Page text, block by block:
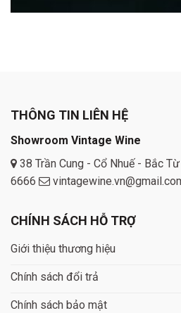
THÔNG TIN LIÊN HỆ
Showroom Vintage Wine
38 Trần Cung - Cổ Nhuế - Bắc
6666
CHÍNH SÁCH HỖ TRỢ
Giới thiệu thương hiệu
Chính sách đổi trả
Chính sách bảo mật